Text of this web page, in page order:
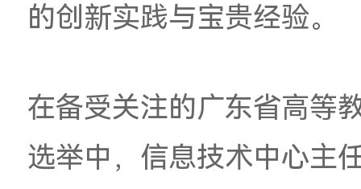
能、教师数字化发展
前沿议题，并交流分